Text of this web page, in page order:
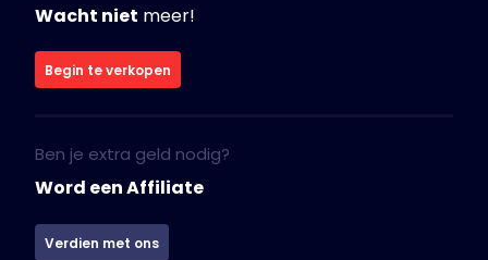
Wacht niet meer!
Begin te verkopen
Ben je extra geld nodig?
Word een Affiliate
Verdien met ons